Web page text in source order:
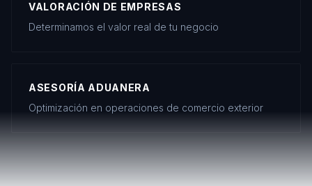
VALORACIÓN DE EMPRESAS
Determinamos el valor real de tu negocio
ASESORÍA ADUANERA
Optimización en operaciones de comercio exterior